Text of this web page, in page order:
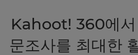
Kahoot! 360에서
문조사를 최대한